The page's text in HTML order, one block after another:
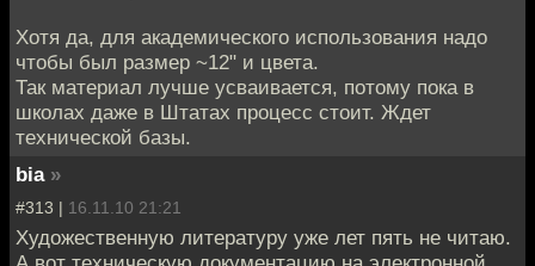
Хотя да, для академического использования надо
чтобы был размер ~12" и цвета.
Так материал лучше усваивается, потому пока в
школах даже в Штатах процесс стоит. Ждет
технической базы.
bia »
#313 | 16.11.10 21:21
Художественную литературу уже лет пять не читаю.